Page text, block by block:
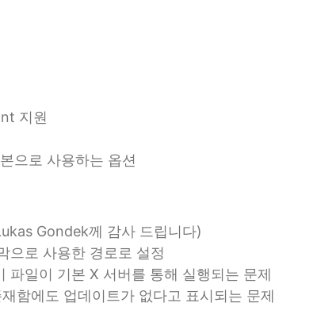
지원
으로 사용하는 옵션
Gondek께 감사 드립니다)
으로 사용한 경로로 설정
일이 기본 X 서버를 통해 실행되는 문제
함에도 업데이트가 없다고 표시되는 문제